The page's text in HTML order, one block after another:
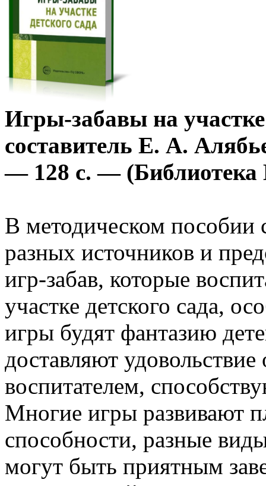
Игры-забавы на участке
составитель Е. А.
— 128 с. — (Библиотека
В методическом пособии
разных источников и
игр-забав, которые
участке детского сада,
игры будят фантазию
доставляют
воспитателем,
Многие игры развивают
способности, разные
могут быть приятным